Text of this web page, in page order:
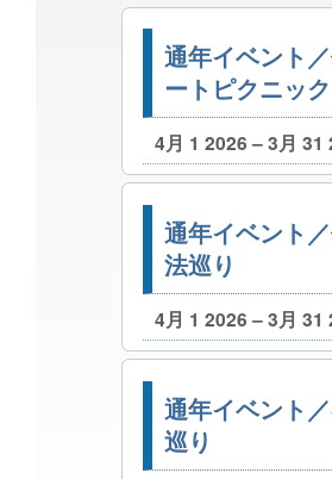
通年イベント
ートピクニック
4月 1 2026 – 3月
通年イベント
法巡り
4月 1 2026 – 3月
通年イベント
巡り